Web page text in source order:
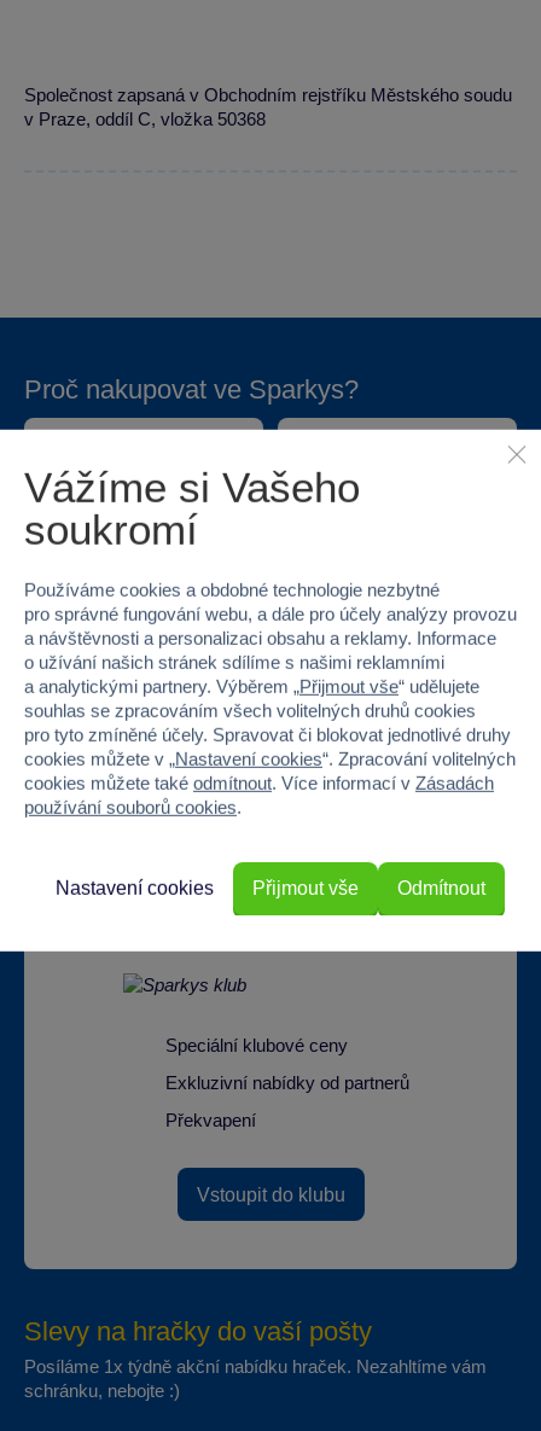
Společnost zapsaná v Obchodním rejstříku Městského soudu
v Praze, oddíl C, vložka 50368
Proč nakupovat ve Sparkys?
trhu
prodejen v ČR
Doprava zdarma při
Speciální klubové ceny
Exkluzivní nabídky od partnerů
Překvapení
Vstoupit do klubu
Slevy na hračky do vaší pošty
Posíláme 1x týdně akční nabídku hraček. Nezahltíme vám
schránku, nebojte :)
Vážíme si Vašeho
soukromí
Používáme cookies a obdobné technologie nezbytné
pro správné fungování webu, a dále pro účely analýzy provozu
a návštěvnosti a personalizaci obsahu a reklamy. Informace
o užívání našich stránek sdílíme s našimi reklamními
a analytickými partnery. Výběrem „Přijmout vše“ udělujete
souhlas se zpracováním všech volitelných druhů cookies
pro tyto zmíněné účely. Spravovat či blokovat jednotlivé druhy
cookies můžete v „Nastavení cookies“. Zpracování volitelných
cookies můžete také odmítnout. Více informací v Zásadách
používání souborů cookies.
Odmítnout
Nastavení cookies Přijmout vše